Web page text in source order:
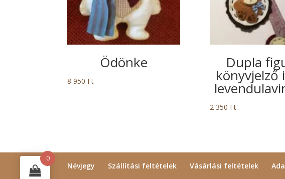
Ödönke
8 950 Ft
Dupla
könyvjelző
2 350 Ft
Névjegy Szállítási feltételek Vásárlási feltételek
0